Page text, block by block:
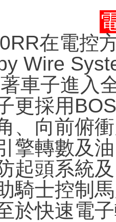
在電控
Wire
車子進入
更採用
、向前俯
擎轉數及
起頭系統
騎士控制
於快速電